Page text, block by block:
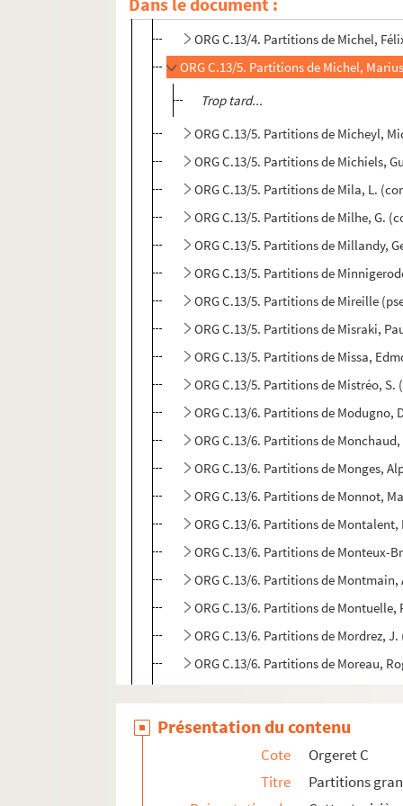
ORG C.13/4. Partitions de Michaud,
ORG C.13/4. Partitions de Michel,
ORG C.13/5. Partitions de Michel,
Trop tard...
ORG C.13/5. Partitions de Micheyl,
ORG C.13/5. Partitions de Michiels,
ORG C.13/5. Partitions de Mila, L.
ORG C.13/5. Partitions de Milhe, G.
ORG C.13/5. Partitions de Millandy,
ORG C.13/5. Partitions de
ORG C.13/5. Partitions de Mireille
ORG C.13/5. Partitions de Misraki,
ORG C.13/5. Partitions de Missa,
ORG C.13/5. Partitions de Mistréo,
ORG C.13/6. Partitions de Modugno,
ORG C.13/6. Partitions de
ORG C.13/6. Partitions de Monges,
ORG C.13/6. Partitions de Monnot,
ORG C.13/6. Partitions de
ORG C.13/6. Partitions de Monteux-
ORG C.13/6. Partitions de
ORG C.13/6. Partitions de Montuelle,
ORG C.13/6. Partitions de Mordrez,
ORG C.13/6. Partitions de Moreau,
ORG C.13/6. Partitions de Moret,
ORG C.13/6. Partitions de Moretti,
ORG C.13/6. Partitions de Moretti,
Présentation du contenu
Cote
Orgeret C
Titre
Partitions